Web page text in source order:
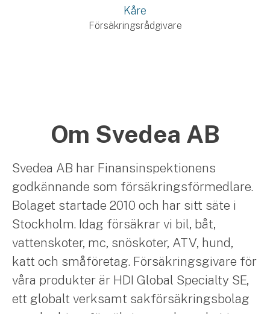
Kåre
Försäkringsrådgivare
Om Svedea AB
Svedea AB har Finansinspektionens
godkännande som försäkringsförmedlare.
Bolaget startade 2010 och har sitt säte i
Stockholm. Idag försäkrar vi bil, båt,
vattenskoter, mc, snöskoter, ATV, hund,
katt och småföretag. Försäkringsgivare för
våra produkter är HDI Global Specialty SE,
ett globalt verksamt sakförsäkringsbolag